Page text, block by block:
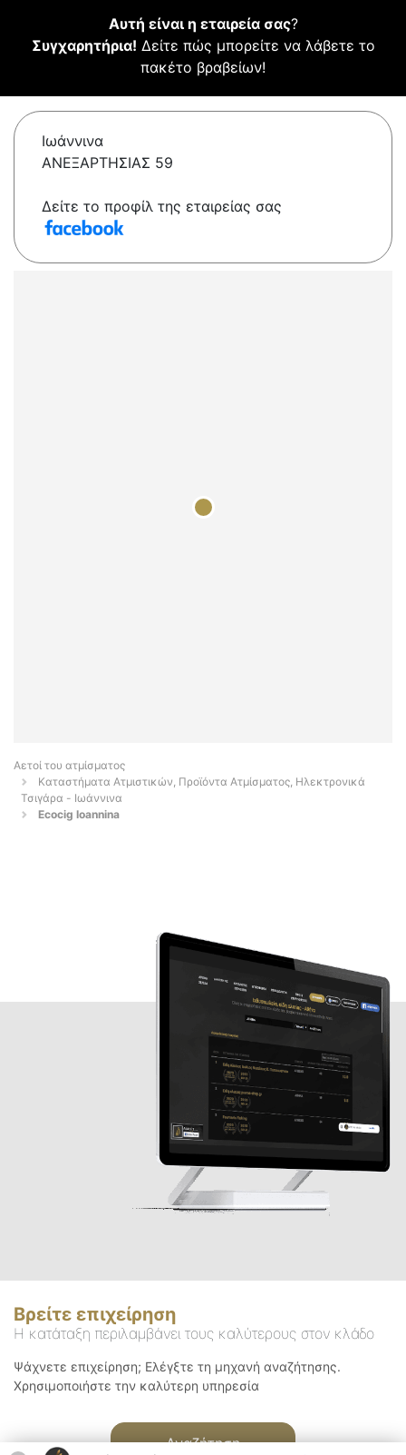
Αυτή είναι η εταιρεία σας?
Συγχαρητήρια! Δείτε πώς μπορείτε να λάβετε το
πακέτο βραβείων!
Ιωάννινα
ΑΝΕΞΑΡΤΗΣΙΑΣ 59
Δείτε το προφίλ της εταιρείας σας
Αετοί του ατμίσματος
Καταστήματα Ατμιστικών, Προϊόντα Ατμίσματος, Ηλεκτρονικά
Τσιγάρα - Ιωάννινα
Ecocig Ioannina
Βρείτε επιχείρηση
Η κατάταξη περιλαμβάνει τους καλύτερους στον κλάδο
Ψάχνετε επιχείρηση; Ελέγξτε τη μηχανή αναζήτησης.
Χρησιμοποιήστε την καλύτερη υπηρεσία
Αναζήτηση